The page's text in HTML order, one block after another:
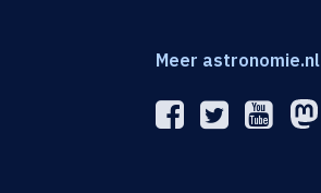
Meer astronomie.nl